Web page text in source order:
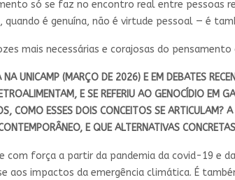
só se faz no encontro real entre pessoas
quando é genuína, não é virtude pessoal — é
mais necessárias e corajosas do
UNICAMP (MARÇO DE 2026) E EM DEBATES
E SE REFERIU AO GENOCÍDIO
COMO ESSES DOIS CONCEITOS SE
E QUE ALTERNATIVAS
com força a partir da pandemia da covid-19 e
aos impactos da emergência climática. É